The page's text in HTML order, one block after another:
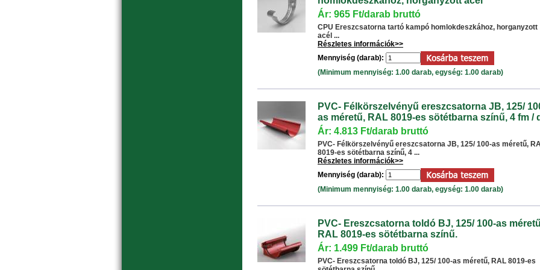
Ár: 965 Ft/darab bruttó
CPU Ereszcsatorna tartó kampó homlokdeszkához, horganyzott
acél ...
Részletes információk>>
Mennyiség (darab):
(Minimum mennyiség: 1.00 darab, egység: 1.00 darab)
PVC- Félkörszelvényű ereszcsatorna JB, 125/
as méretű, RAL 8019-es sötétbarna színű, 4 fm /
Ár: 4.813 Ft/darab bruttó
PVC- Félkörszelvényű ereszcsatorna JB, 125/ 100-as méretű,
8019-es sötétbarna színű, 4 ...
Részletes információk>>
Mennyiség (darab):
(Minimum mennyiség: 1.00 darab, egység: 1.00 darab)
PVC- Ereszcsatorna toldó BJ, 125/ 100-as
RAL 8019-es sötétbarna színű.
Ár: 1.499 Ft/darab bruttó
PVC- Ereszcsatorna toldó BJ, 125/ 100-as méretű, RAL 8019-es